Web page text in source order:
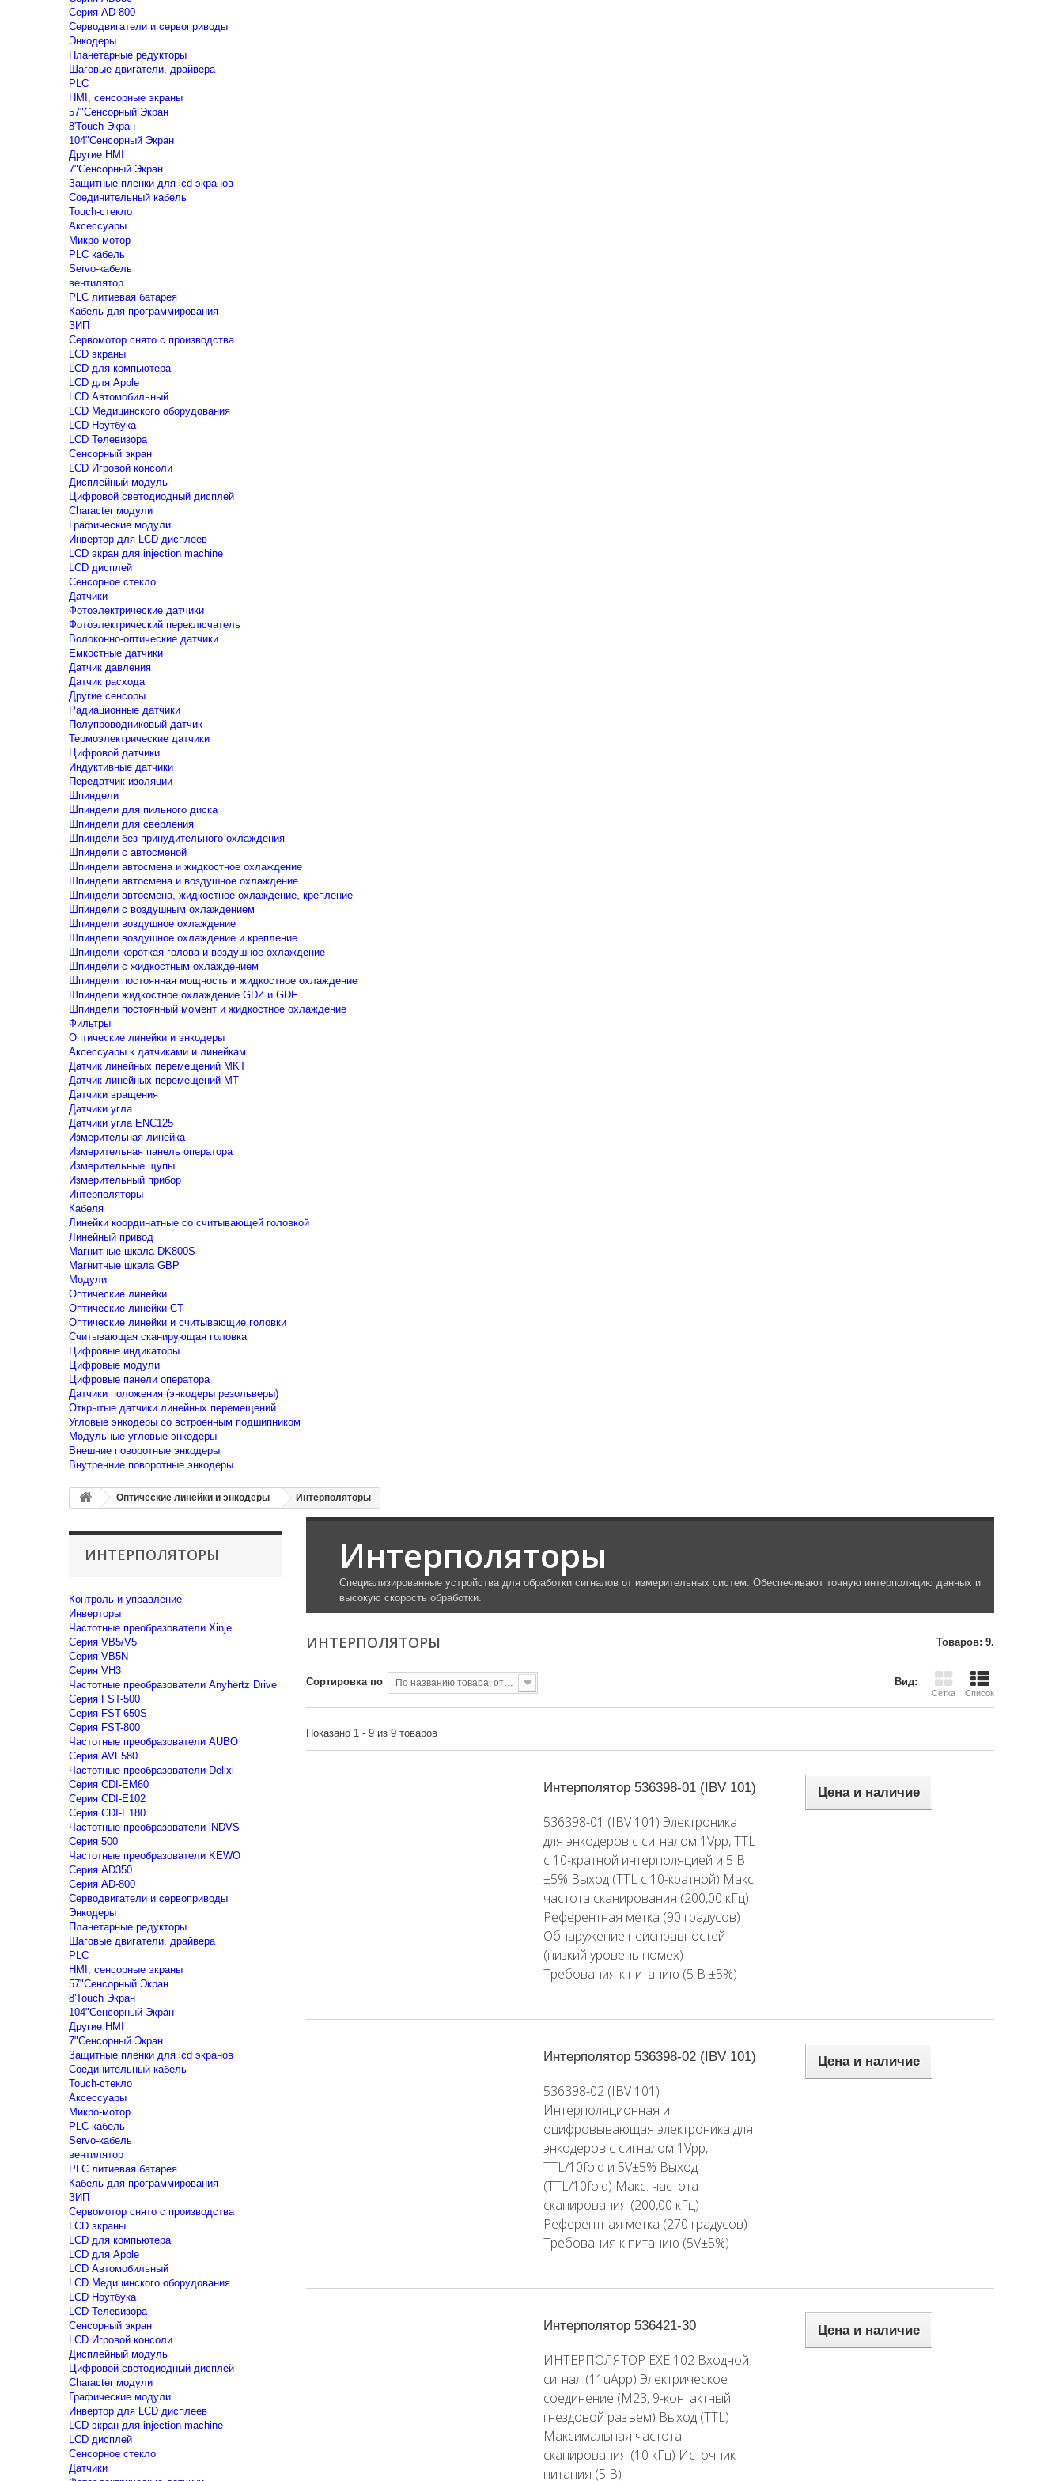
Серия AD-800
Серводвигатели и сервоприводы
Энкодеры
Планетарные редукторы
Шаговые двигатели, драйвера
PLC
HMI, сенсорные экраны
57"Сенсорный Экран
8'Touch Экран
104"Сенсорный Экран
Другие HMI
7"Сенсорный Экран
Защитные пленки для lcd экранов
Соединительный кабель
Touch-стекло
Аксессуары
Микро-мотор
PLC кабель
Servo-кабель
вентилятор
PLC литиевая батарея
Кабель для программирования
ЗИП
Сервомотор снято с производства
LCD экраны
LCD для компьютера
LCD для Apple
LCD Автомобильный
LCD Медицинского оборудования
LCD Ноутбука
LCD Телевизора
Сенсорный экран
LCD Игровой консоли
Дисплейный модуль
Цифровой светодиодный дисплей
Сharacter модули
Графические модули
Инвертор для LCD дисплеев
LCD экран для injection machine
LCD дисплей
Сенсорное стекло
Датчики
Фотоэлектрические датчики
Фотоэлектрический переключатель
Волоконно-оптические датчики
Емкостные датчики
Датчик давления
Датчик расхода
Другие сенсоры
Радиационные датчики
Полупроводниковый датчик
Термоэлектрические датчики
Цифровой датчики
Индуктивные датчики
Передатчик изоляции
Шпиндели
Шпиндели для пильного диска
Шпиндели для сверления
Шпиндели без принудительного охлаждения
Шпиндели с автосменой
Шпиндели автосмена и жидкостное охлаждение
Шпиндели автосмена и воздушное охлаждение
Шпиндели автосмена, жидкостное охлаждение, крепление
Шпиндели с воздушным охлаждением
Шпиндели воздушное охлаждение
Шпиндели воздушное охлаждение и крепление
Шпиндели короткая голова и воздушное охлаждение
Шпиндели с жидкостным охлаждением
Шпиндели постоянная мощность и жидкостное охлаждение
Шпиндели жидкостное охлаждение GDZ и GDF
Шпиндели постоянный момент и жидкостное охлаждение
Фильтры
Оптические линейки и энкодеры
Аксессуары к датчиками и линейкам
Датчик линейных перемещений MKT
Датчик линейных перемещений MT
Датчики вращения
Датчики угла
Датчики угла ENC125
Измерительная линейка
Измерительная панель оператора
Измерительные щупы
Измерительный прибор
Интерполяторы
Кабеля
Линейки координатные со считывающей головкой
Линейный привод
Магнитные шкала DK800S
Магнитные шкала GBP
Модули
Оптические линейки
Оптические линейки CT
Оптические линейки и считывающие головки
Считывающая сканирующая головка
Цифровые индикаторы
Цифровые модули
Цифровые панели оператора
Датчики положения (энкодеры резольверы)
Открытые датчики линейных перемещений
Угловые энкодеры со встроенным подшипником
Модульные угловые энкодеры
Внешние поворотные энкодеры
Внутренние поворотные энкодеры
Оптические линейки и энкодеры Интерполяторы
ИНТЕРПОЛЯТОРЫ
Контроль и управление
Инверторы
Частотные преобразователи Xinje
Cерия VB5/V5
Cерия VB5N
Cерия VH3
Частотные преобразователи Anyhertz Drive
Серия FST-500
Серия FST-650S
Серия FST-800
Частотные преобразователи AUBO
Серия AVF580
Частотные преобразователи Delixi
Серия CDI-EM60
Серия CDI-E102
Серия CDI-E180
Частотные преобразователи iNDVS
Серия 500
Частотные преобразователи KEWO
Серия AD350
Серия AD-800
Серводвигатели и сервоприводы
Энкодеры
Планетарные редукторы
Шаговые двигатели, драйвера
PLC
HMI, сенсорные экраны
57"Сенсорный Экран
8'Touch Экран
104"Сенсорный Экран
Другие HMI
7"Сенсорный Экран
Защитные пленки для lcd экранов
Соединительный кабель
Touch-стекло
Аксессуары
Микро-мотор
PLC кабель
Servo-кабель
вентилятор
PLC литиевая батарея
Кабель для программирования
ЗИП
Сервомотор снято с производства
LCD экраны
LCD для компьютера
LCD для Apple
LCD Автомобильный
LCD Медицинского оборудования
LCD Ноутбука
LCD Телевизора
Сенсорный экран
LCD Игровой консоли
Дисплейный модуль
Цифровой светодиодный дисплей
Сharacter модули
Графические модули
Инвертор для LCD дисплеев
LCD экран для injection machine
LCD дисплей
Сенсорное стекло
Датчики
Интерполяторы
Специализированные устройства для обработки сигналов от измерительных систем. Обеспечивают точную интерполяцию данных и
высокую скорость обработки.
ИНТЕРПОЛЯТОРЫ Товаров: 9.
Вид:
Сетка Список
Сортировка по По названию товара, от А до Я
Показано 1 - 9 из 9 товаров
Интерполятор 536398-01 (IBV 101)
536398-01 (IBV 101) Электроника
для энкодеров с сигналом 1Vpp, TTL
с 10-кратной интерполяцией и 5 В
±5% Выход (TTL с 10-кратной) Макс.
частота сканирования (200,00 кГц)
Референтная метка (90 градусов)
Обнаружение неисправностей
(низкий уровень помех)
Требования к питанию (5 В ±5%)
Цена и наличие
Интерполятор 536398-02 (IBV 101)
536398-02 (IBV 101)
Интерполяционная и
оцифровывающая электроника для
энкодеров с сигналом 1Vpp,
TTL/10fold и 5V±5% Выход
(TTL/10fold) Макс. частота
сканирования (200,00 кГц)
Референтная метка (270 градусов)
Требования к питанию (5V±5%)
Цена и наличие
Интерполятор 536421-30
ИНТЕРПОЛЯТОР EXE 102 Входной
сигнал (11uApp) Электрическое
соединение (M23, 9-контактный
гнездовой разъем) Выход (TTL)
Максимальная частота
сканирования (10 кГц) Источник
питания (5 В)
Цена и наличие